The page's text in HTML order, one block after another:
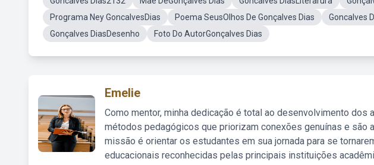
Programa Ney GoncalvesDias
Poema SeusOlhos De Gonçalves Dias Goncalves
Gonçalves DiasDesenho
Foto Do AutorGonçalves Dias
Emelie
Como mentor, minha dedicação é total ao desenvolvimento dos
métodos pedagógicos que priorizam conexões genuínas e são
missão é orientar os estudantes em sua jornada para se
educacionais reconhecidas pelas principais instituições